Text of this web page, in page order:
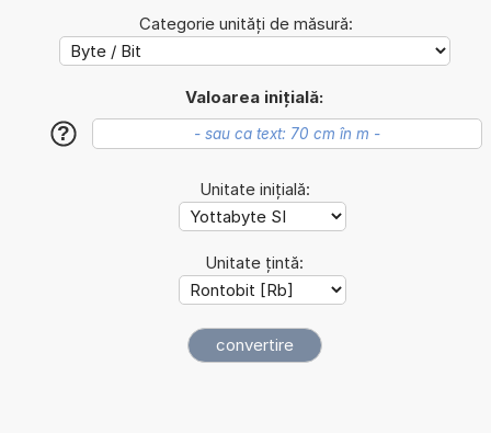
Categorie unități de măsură:
Valoarea inițială:
?
Unitate inițială:
Unitate țintă: